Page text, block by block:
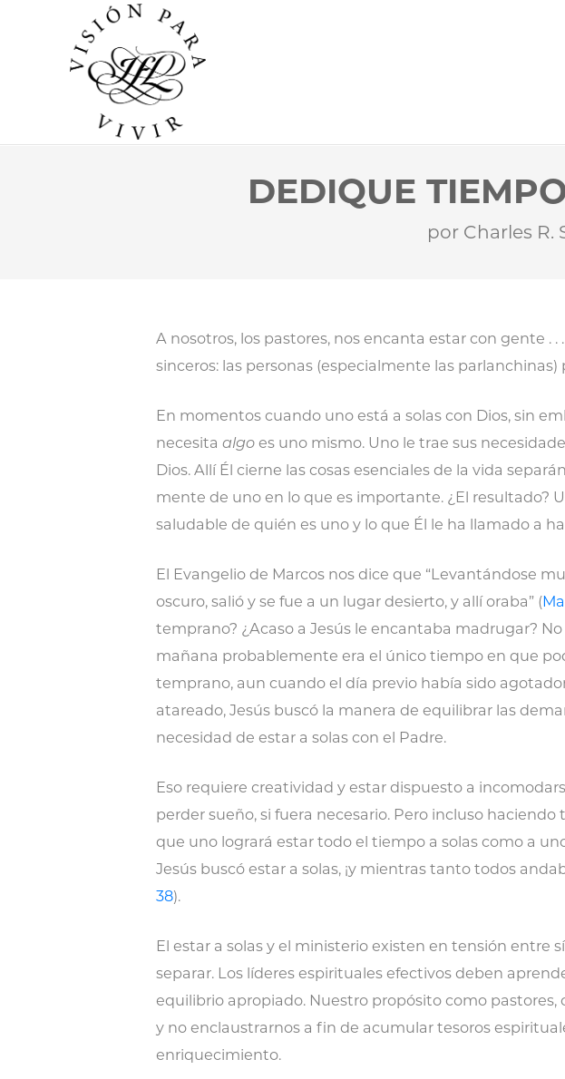
DEDIQUE
por Charles R.
A nosotros, los pastores, nos encanta estar con gente . .
sinceros: las personas (especialmente las
En momentos cuando uno está a solas con Dios, sin
necesita algo es uno mismo. Uno le trae sus
Dios. Allí Él cierne las cosas esenciales de la vida
mente de uno en lo que es importante. ¿El resultado?
saludable de quién es uno y lo que Él le ha llamado a
El Evangelio de Marcos nos dice que “Levantándose
oscuro, salió y se fue a un lugar desierto, y allí oraba” (
temprano? ¿Acaso a Jesús le encantaba madrugar?
mañana probablemente era el único tiempo en que
temprano, aun cuando el día previo había sido
atareado, Jesús buscó la manera de equilibrar las
necesidad de estar a solas con el Padre.
Eso requiere creatividad y estar dispuesto a
perder sueño, si fuera necesario. Pero incluso
que uno logrará estar todo el tiempo a solas como a
Jesús buscó estar a solas, ¡y mientras tanto todos
38).
El estar a solas y el ministerio existen en tensión entre
separar. Los líderes espirituales efectivos deben
equilibrio apropiado. Nuestro propósito como pastores,
y no enclaustrarnos a fin de acumular tesoros
enriquecimiento.